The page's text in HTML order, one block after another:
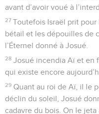
avant d’avoir voué à
27 Toutefois Israël prit
bétail et les dépouilles de
l’Éternel donné à Josué.
28 Josué incendia Aï et en
qui existe encore
29 Quant au roi de Aï, il le
déclin du soleil, Josué
cadavre du bois. On le